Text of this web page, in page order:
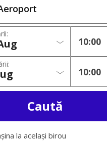
la același birou